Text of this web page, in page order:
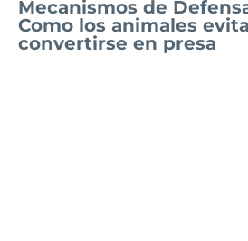
Mecanismos de
Como los animales
convertirse en presa